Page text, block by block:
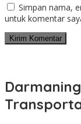
Simpan nama,
untuk komentar